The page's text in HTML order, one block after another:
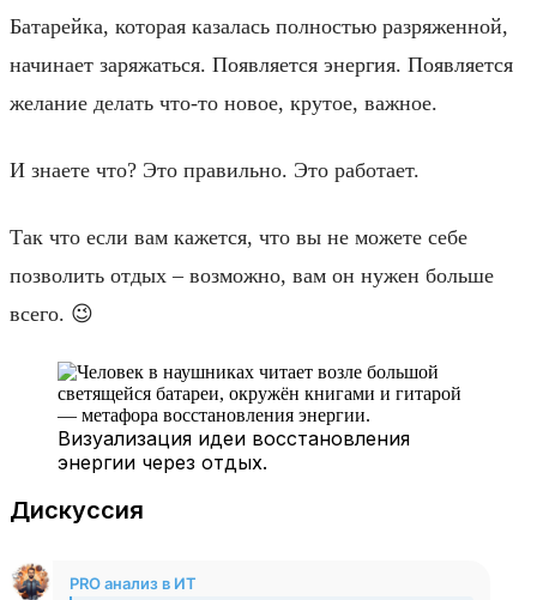
Батарейка, которая казалась полностью разряженной,
начинает заряжаться. Появляется энергия. Появляется
желание делать что-то новое, крутое, важное.
И знаете что? Это правильно. Это работает.
Так что если вам кажется, что вы не можете себе
позволить отдых – возможно, вам он нужен больше
всего. 😉
Визуализация идеи восстановления
энергии через отдых.
Дискуссия
PRO анализ в ИТ